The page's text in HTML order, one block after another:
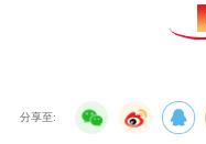
分享至: